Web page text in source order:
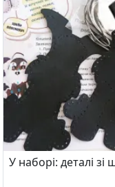
У наборі: деталі